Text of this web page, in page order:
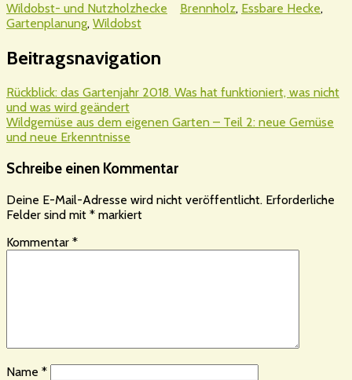
Wildobst- und Nutzholzhecke
Brennholz, Essbare Hecke,
Gartenplanung, Wildobst
Beitragsnavigation
Rückblick: das Gartenjahr 2018. Was hat funktioniert, was nicht
und was wird geändert
Wildgemüse aus dem eigenen Garten – Teil 2: neue Gemüse
und neue Erkenntnisse
Schreibe einen Kommentar
Deine E-Mail-Adresse wird nicht veröffentlicht. Erforderliche
Felder sind mit * markiert
Kommentar *
Name *